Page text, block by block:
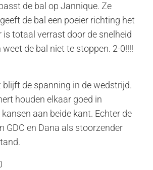
de bal op Jannique. Ze
de bal een poeier richting het
is totaal verrast door de snelheid
de bal niet te stoppen. 2-0!!!!
blijft de spanning in de wedstrijd.
houden elkaar goed in
aan beide kant. Echter de
GDC en Dana als stoorzender